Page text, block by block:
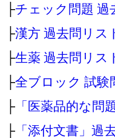
├チェック問題 過
├漢方 過去問リス
├生薬 過去問リス
├全ブロック 試験
├ 「医薬品的な問
├ 「添付文書」過